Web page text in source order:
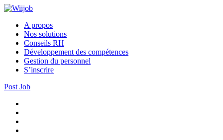
A propos
Nos solutions
Conseils RH
Développement des compétences
Gestion du personnel
S’inscrire
Post Job